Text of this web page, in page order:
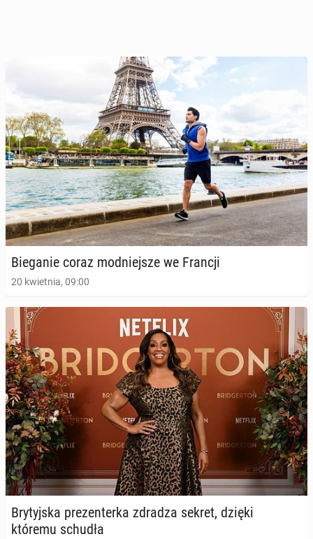
Bie­ga­nie coraz mod­niej­sze we Francji
20 kwietnia, 09:00
Bry­tyj­ska pre­zen­ter­ka zdradza sekret, dzięki
któremu schudła